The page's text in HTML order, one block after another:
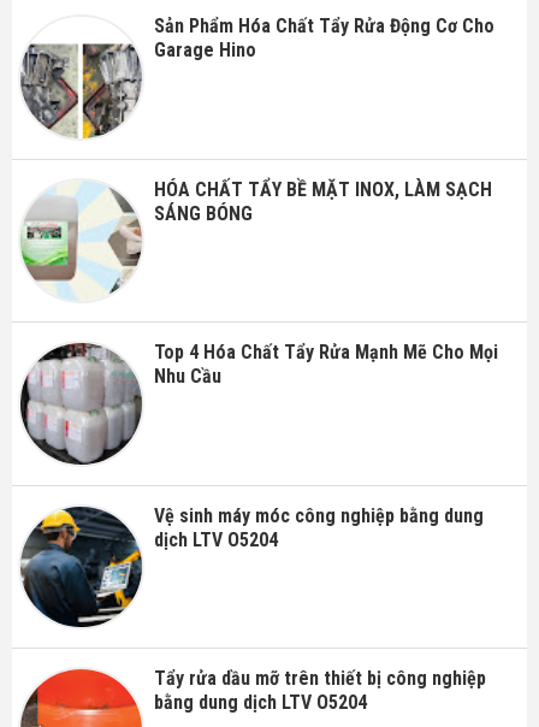
Sản Phẩm Hóa Chất Tẩy Rửa Động Cơ Cho
Garage Hino
HÓA CHẤT TẨY BỀ MẶT INOX, LÀM SẠCH
SÁNG BÓNG
Top 4 Hóa Chất Tẩy Rửa Mạnh Mẽ Cho Mọi
Nhu Cầu
Vệ sinh máy móc công nghiệp bằng dung
dịch LTV O5204
Tẩy rửa dầu mỡ trên thiết bị công nghiệp
bằng dung dịch LTV O5204